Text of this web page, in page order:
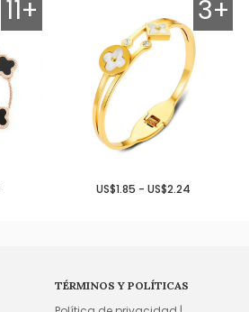
11+ 3+
US$1.85 - US$2.24
TÉRMINOS Y POLÍTICAS